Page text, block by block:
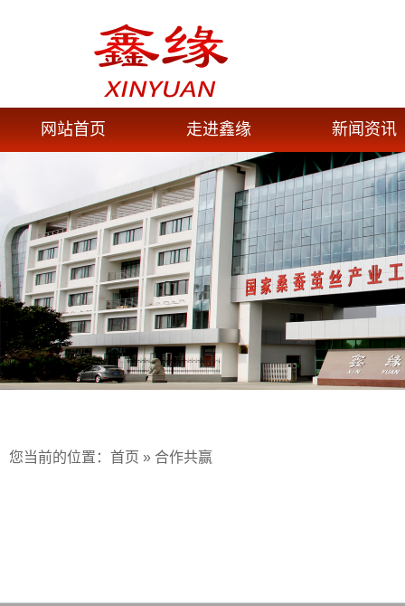
网站首页 走进鑫缘 新闻资讯
您当前的位置： 首页 » 合作共赢